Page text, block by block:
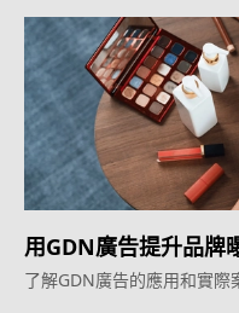
用GDN廣告提升品
了解GDN廣告的應用和實際